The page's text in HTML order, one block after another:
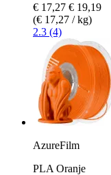
€ 17,27 € 19,19
(€ 17,27 / kg)
2.3 (4)
AzureFilm
PLA Oranje